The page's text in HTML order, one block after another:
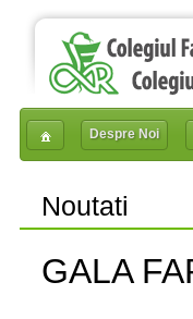
Despre Noi
Noutati
GALA